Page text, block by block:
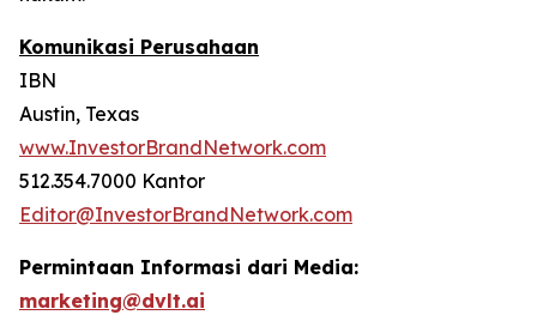
Komunikasi Perusahaan
IBN
Austin, Texas
www.InvestorBrandNetwork.com
512.354.7000 Kantor
Editor@InvestorBrandNetwork.com
Permintaan Informasi dari Media:
marketing@dvlt.ai